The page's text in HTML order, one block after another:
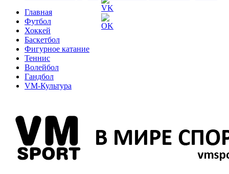
Главная
Футбол
Хоккей
Баскетбол
Фигурное катание
Теннис
Волейбол
Гандбол
VM-Культура